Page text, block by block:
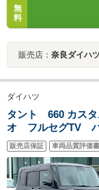
無
料
販売店： 奈良ダイハ
ダイハツ
タント 660 カス
オ フルセグTV バ
ム クリアランス
ーフレザーシート
イト
販売店保証 車両品質評価